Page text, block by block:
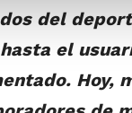
del
el
Hoy,